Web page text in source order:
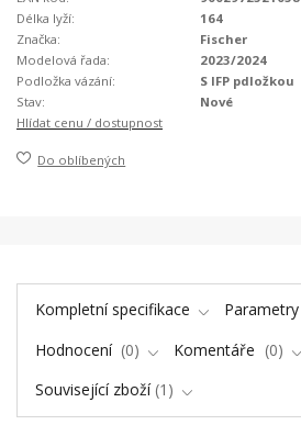
Délka lyží:
164
Značka:
Fischer
Modelová řada:
2023/2024
Podložka vázání:
S IFP pdložkou
Stav:
Nové
Hlídat cenu / dostupnost
Do oblíbených
Kompletní specifikace
Parametry
Hodnocení
0 Komentáře
0
Související zboží 1